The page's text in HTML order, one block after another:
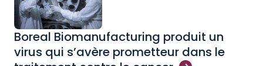
Boreal Biomanufacturing produit un
virus qui s’avère prometteur dans le